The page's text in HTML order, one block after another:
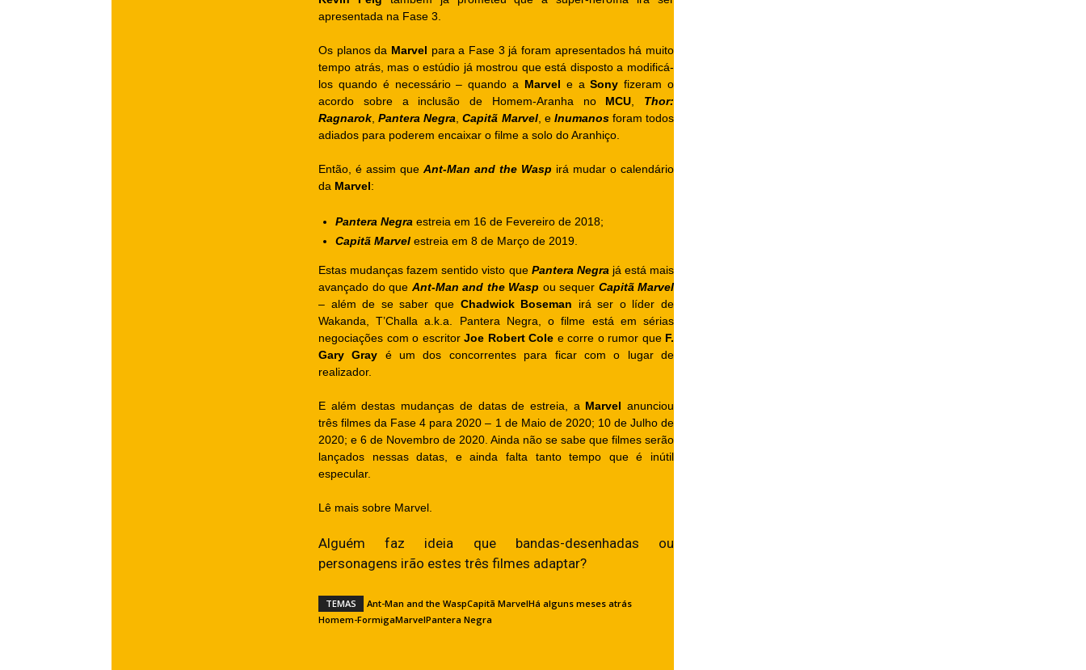
apresentada na Fase 3.
Os planos da Marvel para a Fase 3 já foram apresentados há muito
tempo atrás, mas o estúdio já mostrou que está disposto a modificá-
los quando é necessário – quando a Marvel e aSony fizeram o
acordo sobre a inclusão de Homem-Aranha no MCU
Thor:
Ragnarok ,Pantera Negra ,Capitã Marvel, e Inumanosforam todos
adiados para poderem encaixar o filme a solo do Aranhiço.
Então, é assim que Ant-Man and the Wasp irá mudar o calendário
da Marvel:
Pantera Negra estreia em 16 de Fevereiro de 2018;
Capitã Marvel estreia em 8 de Março de 2019.
Estas mudanças fazem sentido visto que Pantera Negra já está mais
avançado do que Ant-Man and the Wasp ou sequer Capitã Marvel
– além de se saber que Chadwick Boseman irá ser o líder de
Wakanda, T’Challa a.k.a. Pantera Negra, o filme está em sérias
negociações com o escritor Joe Robert Cole e corre o rumor que F.
Gary Gray é um dos concorrentes para ficar com o lugar de
realizador.
E além destas mudanças de datas de estreia, a Marvel anunciou
três filmes da Fase 4 para 2020 – 1 de Maio de 2020; 10 de Julho de
2020; e 6 de Novembro de 2020. Ainda não se sabe que filmes serão
lançados nessas datas, e ainda falta tanto tempo que é inútil
especular.
Lê mais sobre Marvel.
Alguém faz ideia que bandas-desenhadas ou
personagens irão estes três filmes adaptar?
TEMAS Ant-Man and the WaspCapitã MarvelHá alguns meses atrás
Homem-FormigaMarvelPantera Negra